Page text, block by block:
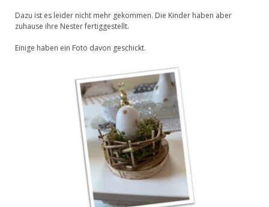
Dazu ist es leider nicht mehr gekommen. Die Kinder haben aber
zuhause ihre Nester fertiggestellt.
Einige haben ein Foto davon geschickt.